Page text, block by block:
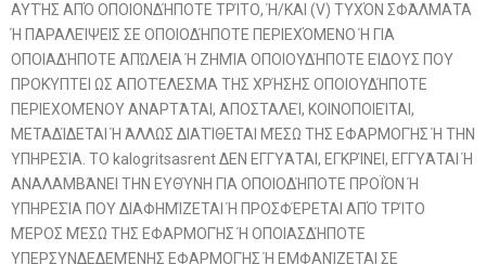
ΑΥΤΉΣ ΑΠΌ ΟΠΟΙΟΝΔΉΠΟΤΕ ΤΡΊΤΟ, Ή/ΚΑΙ (V) ΤΥΧΌΝ ΣΦΆΛΜΑΤΑ
Ή ΠΑΡΑΛΕΊΨΕΙΣ ΣΕ ΟΠΟΙΟΔΉΠΟΤΕ ΠΕΡΙΕΧΌΜΕΝΟ Ή ΓΙΑ
ΟΠΟΙΑΔΉΠΟΤΕ ΑΠΏΛΕΙΑ Ή ΖΗΜΊΑ ΟΠΟΙΟΥΔΉΠΟΤΕ ΕΊΔΟΥΣ ΠΟΥ
ΠΡΟΚΎΠΤΕΙ ΩΣ ΑΠΟΤΈΛΕΣΜΑ ΤΗΣ ΧΡΉΣΗΣ ΟΠΟΙΟΥΔΉΠΟΤΕ
ΠΕΡΙΕΧΟΜΈΝΟΥ ΑΝΑΡΤΆΤΑΙ, ΑΠΟΣΤΑΛΕΊ, ΚΟΙΝΟΠΟΙΕΊΤΑΙ,
ΜΕΤΑΔΊΔΕΤΑΙ Ή ΆΛΛΩΣ ΔΙΑΤΊΘΕΤΑΙ ΜΈΣΩ ΤΗΣ ΕΦΑΡΜΟΓΉΣ Ή ΤΗΝ
ΥΠΗΡΕΣΊΑ. ΤΟ kalogritsasrent ΔΕΝ ΕΓΓΥΆΤΑΙ, ΕΓΚΡΊΝΕΙ, ΕΓΓΥΆΤΑΙ Ή
ΑΝΑΛΑΜΒΆΝΕΙ ΤΗΝ ΕΥΘΎΝΗ ΓΙΑ ΟΠΟΙΟΔΉΠΟΤΕ ΠΡΟΪΌΝ Ή
ΥΠΗΡΕΣΊΑ ΠΟΥ ΔΙΑΦΗΜΊΖΕΤΑΙ Ή ΠΡΟΣΦΈΡΕΤΑΙ ΑΠΌ ΤΡΊΤΟ
ΜΈΡΟΣ ΜΈΣΩ ΤΗΣ ΕΦΑΡΜΟΓΉΣ Ή ΟΠΟΙΑΣΔΉΠΟΤΕ
ΥΠΕΡΣΥΝΔΕΔΕΜΈΝΗΣ ΕΦΑΡΜΟΓΉΣ Ή ΕΜΦΑΝΊΖΕΤΑΙ ΣΕ